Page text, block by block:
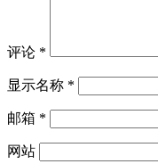
评论 *
显示名称 *
邮箱 *
网站